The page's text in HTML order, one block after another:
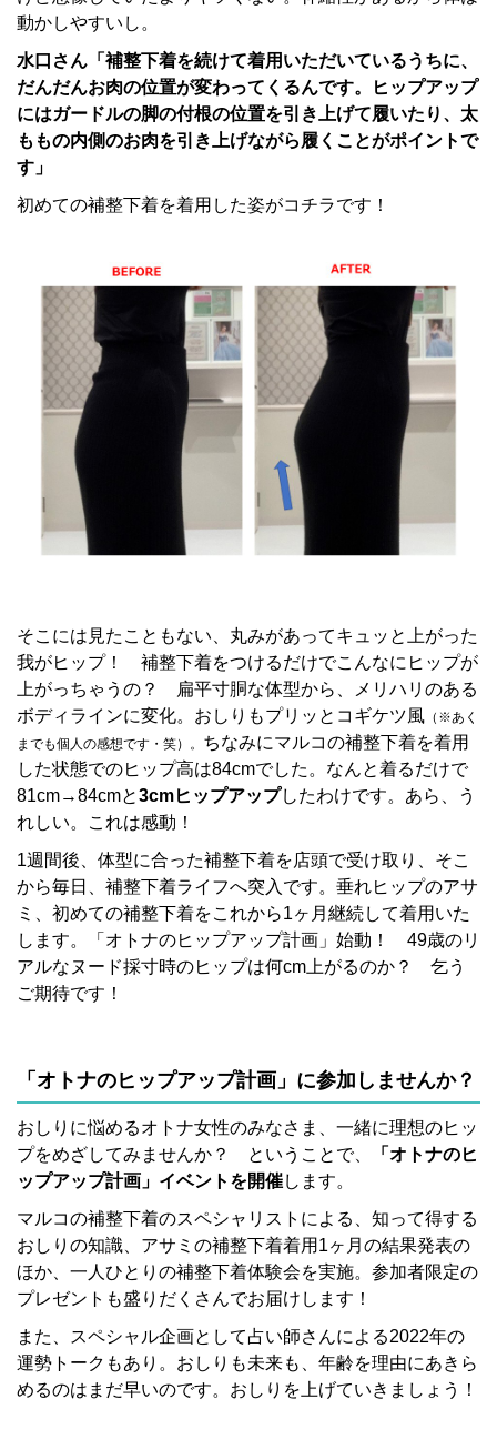
動かしやすいし。
水口さん「補整下着を続けて着用いただいているうちに、
だんだんお肉の位置が変わってくるんです。ヒップアップ
にはガードルの脚の付根の位置を引き上げて履いたり、太
ももの内側のお肉を引き上げながら履くことがポイントで
す」
初めての補整下着を着用した姿がコチラです！
そこには見たこともない、丸みがあってキュッと上がった
我がヒップ！ 補整下着をつけるだけでこんなにヒップが
上がっちゃうの？ 扁平寸胴な体型から、メリハリのある
ボディラインに変化。おしりもプリッとコギケツ風 （※あく
までも個人の感想です・笑）。 ちなみにマルコの補整下着を着用
した状態でのヒップ高は84cmでした。なんと着るだけで
81cm→84cmと3cmヒ ップアップしたわけです。あら、う
れしい。これは感動！
1週間後、体型に合った補整下着を店頭で受け取り、そこ
から毎日、補整下着ライフへ突入です。垂れヒップのアサ
ミ、初めての補整下着をこれから1ヶ月継続して着用いた
します。「オトナのヒップアップ計画」始動！ 49歳のリ
アルなヌード採寸時のヒップは何cm上がるのか？ 乞う
ご期待です！
「オトナのヒップアップ計画」に参加しませんか？
おしりに悩めるオトナ女性のみなさま、一緒に理想のヒッ
プをめざしてみませんか？ ということで、
「オトナのヒ
ップアップ計画」イベントを開催します。
マルコの補整下着のスペシャリストによる、知って得する
おしりの知識、アサミの補整下着着用1ヶ月の結果発表の
ほか、一人ひとりの補整下着体験会を実施。参加者限定の
プレゼントも盛りだくさんでお届けします！
また、スペシャル企画として占い師さんによる2022年の
運勢トークもあり。おしりも未来も、年齢を理由にあきら
めるのはまだ早いのです。おしりを上げていきましょう！